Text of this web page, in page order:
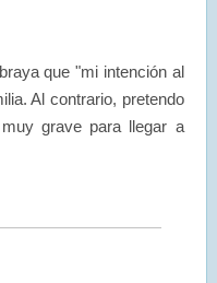
que "mi intención al
Al contrario, pretendo
grave para llegar a